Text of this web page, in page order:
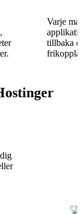
Varje
tillbaka